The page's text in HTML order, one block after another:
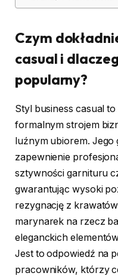
Czym
casual i
popularny?
Styl business casual
formalnym strojem
luźnym ubiorem. Jego
zapewnienie
sztywności garnituru
gwarantując wysoki
rezygnację z
marynarek na rzecz
eleganckich
Jest to odpowiedź na
pracowników, którzy